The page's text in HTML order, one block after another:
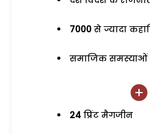
7000 से ज्यादा
समाजिक
24 प्रिंट मैगजीन